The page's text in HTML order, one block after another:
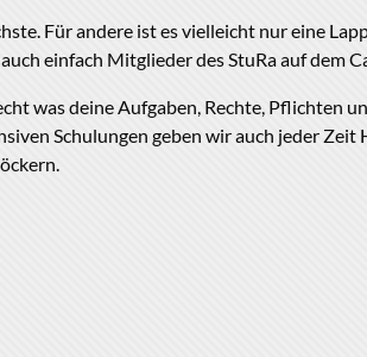
Für andere ist es vielleicht nur eine
einfach Mitglieder des StuRa auf dem
was deine Aufgaben, Rechte, Pflichten
Schulungen geben wir auch jeder